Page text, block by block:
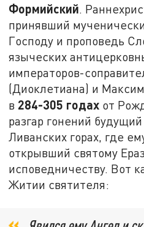
Формийский.
принявший
Господу и проповедь
языческих
императоров-
(Диоклетиана) и
в 284-305 годах от
разгар гонений
Ливанских горах, где
открывший святому
исповедничеству. Вот
Житии святителя: